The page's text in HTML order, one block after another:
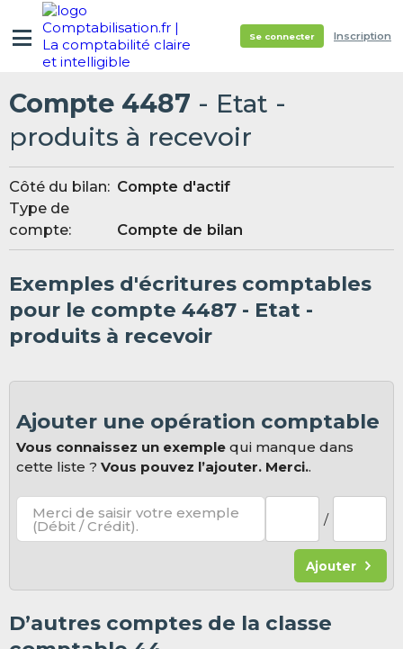
Se connecter Inscription
Compte 4487 - Etat -
produits à recevoir
Côté du bilan: Compte d'actif
Type de
compte:
Compte de bilan
Exemples d'écritures comptables
pour le compte 4487 - Etat -
produits à recevoir
Ajouter une opération comptable
Vous connaissez un exemple qui manque dans
cette liste ?Vous pouvez l’ajouter. Merci..
Merci de saisir votre exemple
(Débit / Crédit). /
Ajouter
D’autres comptes de la classe